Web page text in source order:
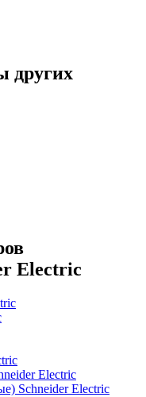
других
Electric
Electric
Schneider Electric